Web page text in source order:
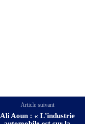
Article suivant
Ali Aoun : « L’industrie